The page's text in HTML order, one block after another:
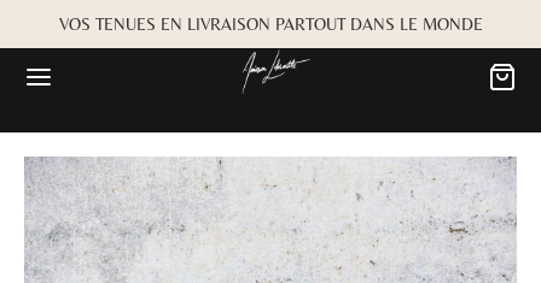
VOS TENUES EN LIVRAISON PARTOUT DANS LE MONDE
Retour
Retour